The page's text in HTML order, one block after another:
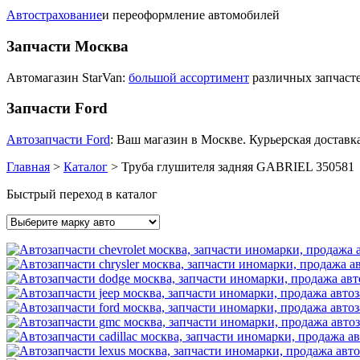
Автострахованиеи переоформление автомобилей
Запчасти Москва
Автомагазин StarVan: большой ассортимент различных
Запчасти Ford
Автозапчасти Ford: Ваш магазин в Москве. Курьерская
Главная > Каталог > Труба глушителя задняя GABRIEL 350581
Быстрый переход в каталог